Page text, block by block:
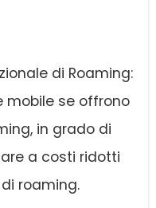
di Roaming:
mobile se offrono
in grado di
a costi ridotti
roaming.